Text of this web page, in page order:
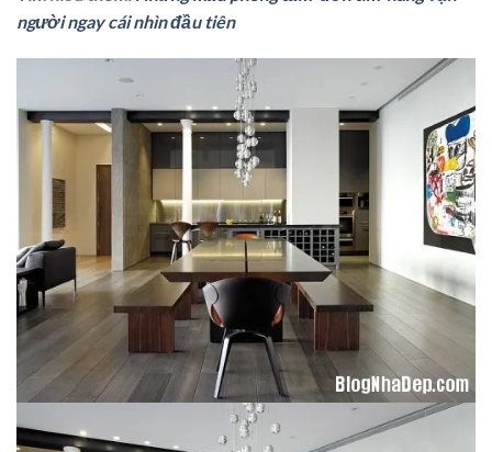
người ngay cái nhìn đầu tiên